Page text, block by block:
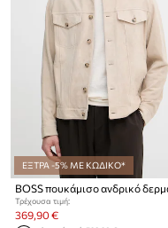
ΕΞΤΡΑ -5% ΜΕ ΚΩΔΙΚΟ*
Τρέχουσα τιμή:
369,90 €